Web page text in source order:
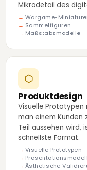
Mikrodetail des
Wargame-
Sammelfiguren
Maßstabsmodelle
Produktdesign
Visuelle Prototypen
man einem Kunden
Teil aussehen wird,
schnellste Format.
Visuelle Prototypen
Ästhetische